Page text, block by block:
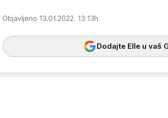
Objavljeno 13.01.2022. 13:13h
Dodajte Elle u vaš